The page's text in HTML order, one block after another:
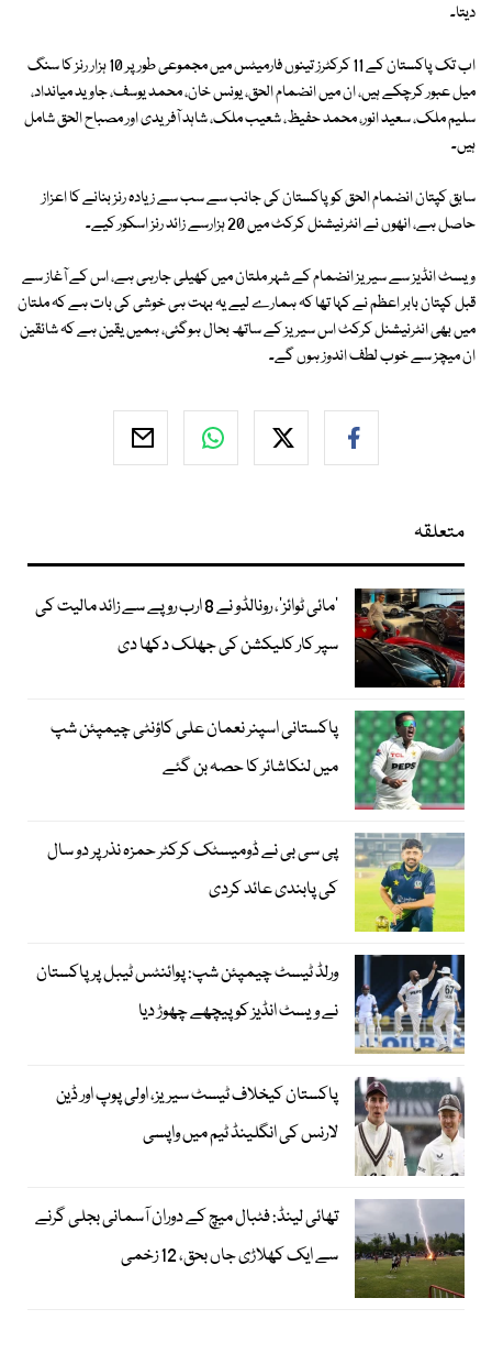
دیتا۔
اب تک پاکستان کے 11 کرکٹرز تینوں فارمیٹس میں مجموعی طور پر 10 ہزار رنز کا سنگ
میل عبور کرچکے ہیں، ان میں انضمام الحق، یونس خان، محمد یوسف، جاوید میانداد،
سلیم ملک، سعید انور، محمد حفیظ، شعیب ملک، شاہد آفریدی اور مصباح الحق شامل
ہیں۔
سابق کپتان انضمام الحق کو پاکستان کی جانب سے سب سے زیادہ رنز بنانے کا اعزاز
حاصل ہے، انھوں نے انٹرنیشنل کرکٹ میں 20 ہزارسے زائد رنز اسکور کیے۔
ویسٹ انڈیز سے سیریز انضمام کے شہر ملتان میں کھیلی جارہی ہے، اس کے آغاز سے
قبل کپتان بابر اعظم نے کہا تھا کہ ہمارے لیے یہ بہت ہی خوشی کی بات ہے کہ ملتان
میں بھی انٹرنیشنل کرکٹ اس سیریز کے ساتھ بحال ہوگئی، ہمیں یقین ہے کہ شائقین
ان میچز سے خوب لطف اندوز ہوں گے۔
متعلقہ
’مائی ٹوائز‘، رونالڈو نے 8 ارب روپے سے زائد مالیت کی
سپر کار کلیکشن کی جھلک دکھا دی
پاکستانی اسپنر نعمان علی کاؤنٹی چیمپئن شپ
میں لنکاشائر کا حصہ بن گئے
پی سی بی نے ڈومیسٹک کرکٹر حمزہ نذر پر دو سال
کی پابندی عائد کردی
ورلڈ ٹیسٹ چیمپئن شپ: پوائنٹس ٹیبل پر پاکستان
نے ویسٹ انڈیز کو پیچھے چھوڑ دیا
پاکستان کیخلاف ٹیسٹ سیریز، اولی پوپ اور ڈین
لارنس کی انگلینڈ ٹیم میں واپسی
تھائی لینڈ: فٹبال میچ کے دوران آسمانی بجلی گرنے
سے ایک کھلاڑی جاں بحق، 12 زخمی